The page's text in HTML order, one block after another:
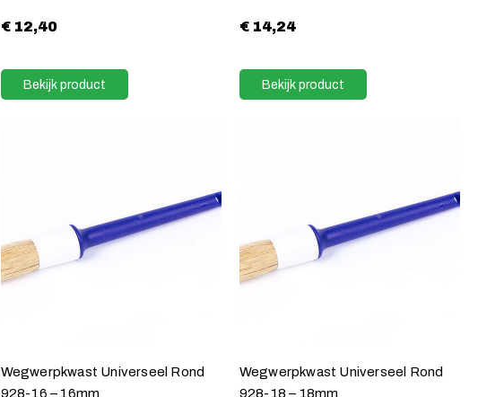
€12,40
Bekijk product
€14,24
Bekijk product
Wegwerpkwast Universeel Rond
928-16 – 16mm
Wegwerpkwast Universeel Rond
928-18 – 18mm